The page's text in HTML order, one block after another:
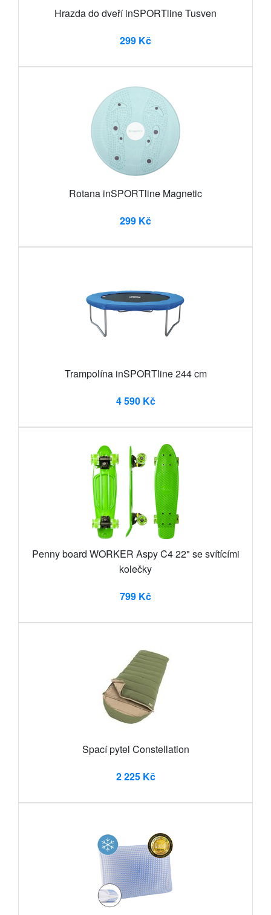
Hrazda do dveří inSPORTline Tusven
299 Kč
Rotana inSPORTline Magnetic
299 Kč
Trampolína inSPORTline 244 cm
4 590 Kč
Penny board WORKER Aspy C4 22" se svítícími
kolečky
799 Kč
Spací pytel Constellation
2 225 Kč